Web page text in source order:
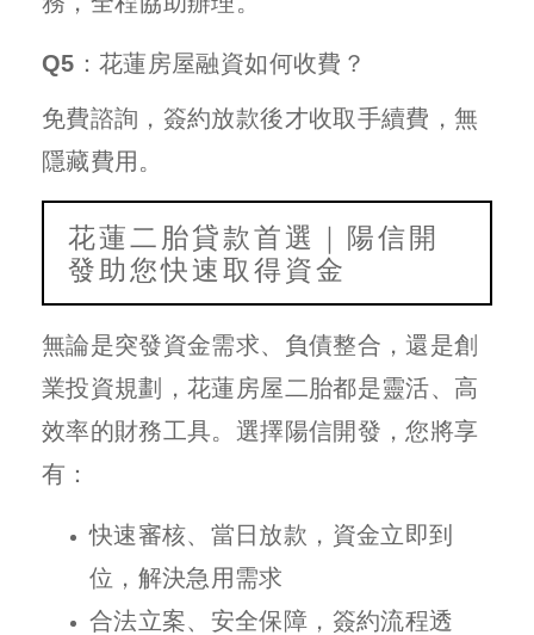
Q5：花蓮房屋融資如何收費？
免費諮詢，簽約放款後才收取手續費，無
隱藏費用。
花蓮二胎貸款首選｜陽信開
發助您快速取得資金
無論是突發資金需求、負債整合，還是創
業投資規劃，花蓮房屋二胎都是靈活、高
效率的財務工具。選擇陽信開發，您將享
有：
快速審核、當日放款，資金立即到
位，解決急用需求
合法立案、安全保障，簽約流程透